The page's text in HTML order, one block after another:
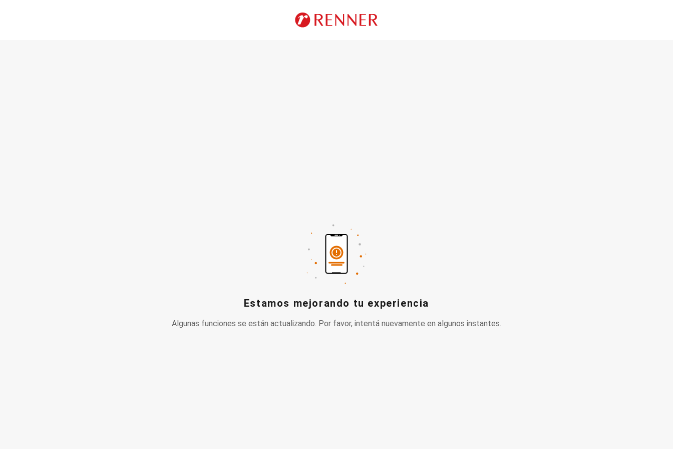
Estamos mejorando tu experiencia
Algunas funciones se están actualizando. Por favor, intentá nuevamente en algunos instantes.